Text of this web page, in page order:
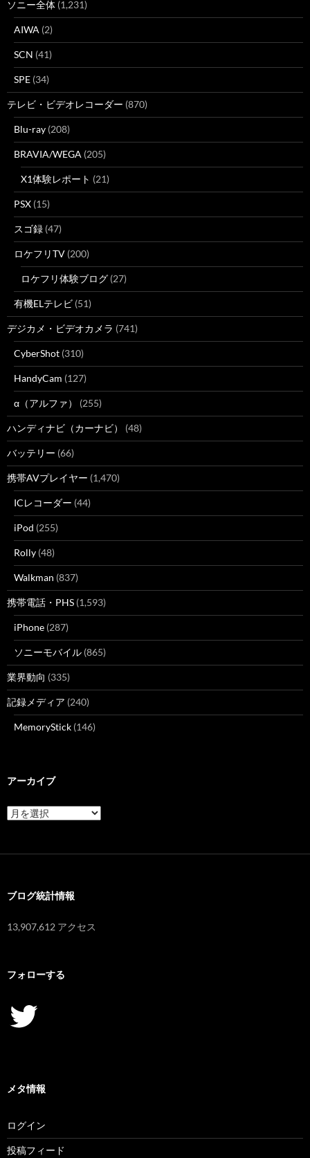
ソニー全体 (1,231)
AIWA (2)
SCN (41)
SPE (34)
テレビ・ビデオレコーダー (870)
Blu-ray (208)
BRAVIA/WEGA (205)
X1体験レポート (21)
PSX (15)
スゴ録 (47)
ロケフリTV (200)
ロケフリ体験ブログ (27)
有機ELテレビ (51)
デジカメ・ビデオカメラ (741)
CyberShot (310)
HandyCam (127)
α（アルファ） (255)
ハンディナビ（カーナビ） (48)
バッテリー (66)
携帯AVプレイヤー (1,470)
ICレコーダー (44)
iPod (255)
Rolly (48)
Walkman (837)
携帯電話・PHS (1,593)
iPhone (287)
ソニーモバイル (865)
業界動向 (335)
記録メディア (240)
MemoryStick (146)
アーカイブ
ア
ー
ブログ統計情報
13,907,612 アクセス
フォローする
Twitter
メタ情報
ログイン
投稿フィード